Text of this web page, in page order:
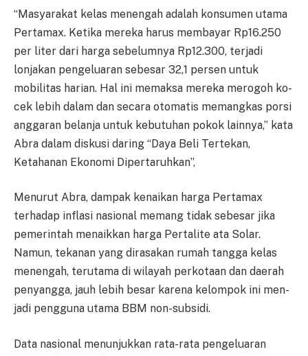
“Masyarakat kelas me­ne­ng­ah adalah konsumen utama
Per­ta­max. Ketika mereka harus mem­bayar Rp16.250
per liter da­r­i harga sebelumnya Rp12.300, terjadi
lonjakan pe­ng­eluaran sebesar 32,1 persen un­tuk
mobilitas harian. Hal ini me­maksa mereka merogoh ko­
cek lebih dalam dan secara oto­ma­tis memangkas porsi
anggaran be­lanja untuk kebutuhan pokok la­innya,” kata
Abra dalam dis­ku­si daring “Daya Beli Ter­te­kan,
Ketahanan Ekonomi Di­per­ta­ruhkan”,
Menurut Abra, dampak ke­na­ikan harga Pertamax
terhadap in­flasi nasional memang tidak se­besar jika
pemerintah menaikkan har­ga Pertalite ata Solar.
Namun, te­kanan yang dirasakan rumah ta­ngga kelas
menengah, te­ru­ta­ma di wilayah perkotaan dan dae­rah
penyangga, jauh lebih be­sar karena kelompok ini men­
ja­di pengguna utama BBM non-sub­sidi.
Data nasional menunjukkan rata-rata pengeluaran